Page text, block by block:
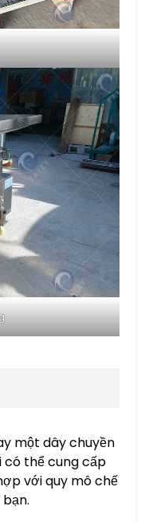
một dây chuyền
có thể cung cấp
với quy mô chế